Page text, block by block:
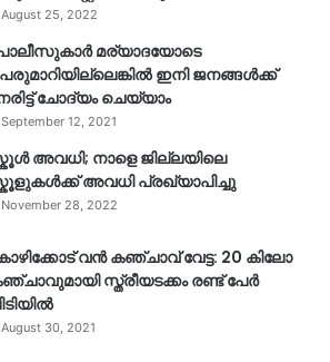
August 25, 2022
മര്യാദയോടെ
ഇനി ജനങ്ങള്‍ക്ക്
ചോദ്യം ചെയ്യാം
September 12, 2021
അവധി; നാളെ ജില്ലയിലെ
അവധി പ്രഖ്യാപിച്ചു
November 28, 2022
വൻ കഞ്ചാവ് വേട്ട: 20 കിലോ
സ്ത്രീയടക്കം രണ്ട് പേർ
August 30, 2021